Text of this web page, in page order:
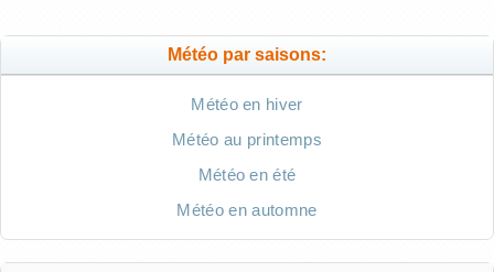
Météo par saisons:
Météo en hiver
Météo au printemps
Météo en été
Météo en automne